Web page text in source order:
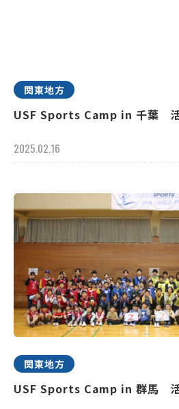
関東地方
USF Sports Camp in 千葉
2025.02.16
関東地方
USF Sports Camp in 群馬